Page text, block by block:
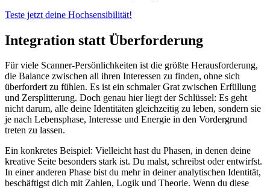
Teste jetzt deine Hochsensibilität!
Integration statt Überforderung
Für viele Scanner-Persönlichkeiten ist die größte Herausforderung,
die Balance zwischen all ihren Interessen zu finden, ohne sich
überfordert zu fühlen. Es ist ein schmaler Grat zwischen Erfüllung
und Zersplitterung. Doch genau hier liegt der Schlüssel: Es geht
nicht darum, alle deine Identitäten gleichzeitig zu leben, sondern sie
je nach Lebensphase, Interesse und Energie in den Vordergrund
treten zu lassen.
Ein konkretes Beispiel: Vielleicht hast du Phasen, in denen deine
kreative Seite besonders stark ist. Du malst, schreibst oder entwirfst.
In einer anderen Phase bist du mehr in deiner analytischen Identität,
beschäftigst dich mit Zahlen, Logik und Theorie. Wenn du diese